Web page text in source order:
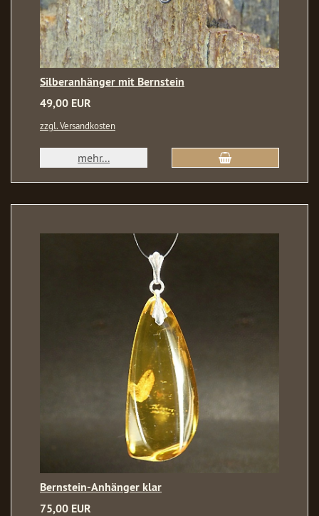
Silberanhänger mit Bernstein
49,00 EUR
zzgl. Versandkosten
mehr...
Bernstein-Anhänger klar
75,00 EUR